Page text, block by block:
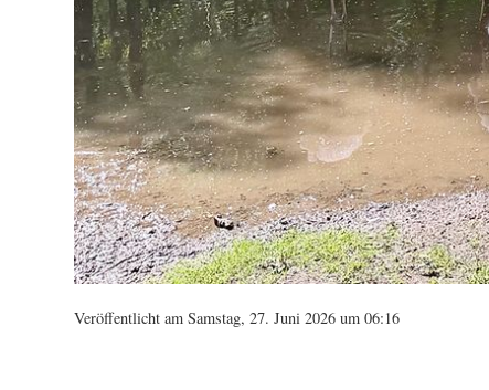
Veröffentlicht am Samstag, 27. Juni 2026 um 06:16